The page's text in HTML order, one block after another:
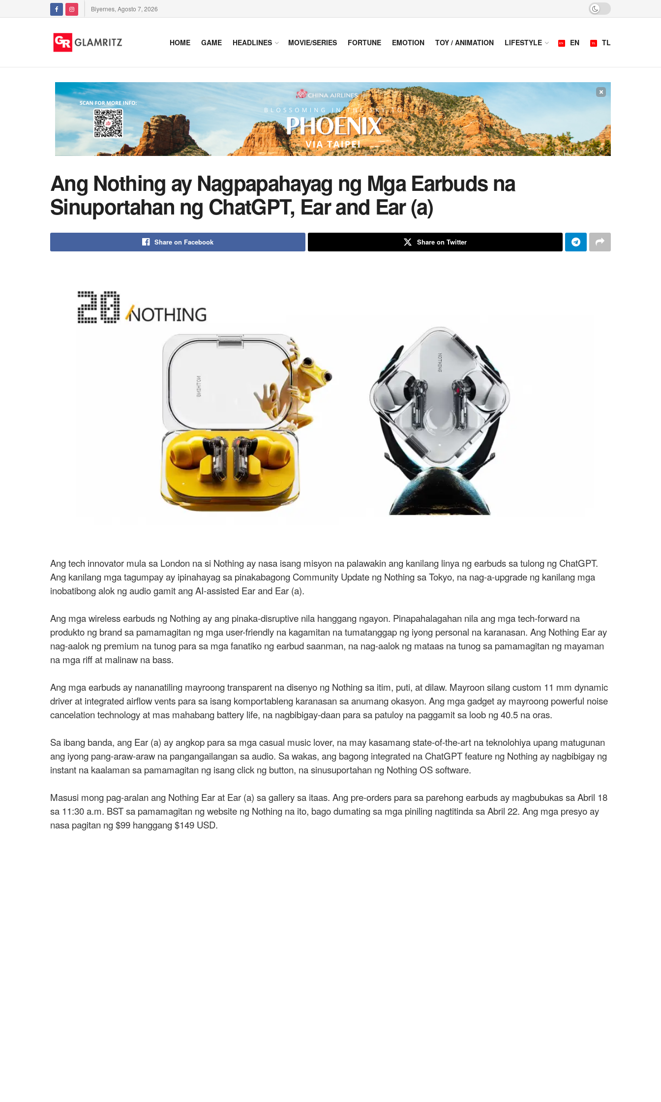
Biyernes, Agosto 7, 2026
HOME GAME HEADLINES MOVIE/SERIES FORTUNE EMOTION TOY / ANIMATION LIFESTYLE EN TL
×
Ang Nothing ay Nagpapahayag ng Mga Earbuds na
Sinuportahan ng ChatGPT, Ear and Ear (a)
Share on Facebook Share on Twitter
Ang tech innovator mula sa London na si Nothing ay nasa isang misyon na palawakin ang kanilang linya ng earbuds sa tulong ng ChatGPT.
Ang kanilang mga tagumpay ay ipinahayag sa pinakabagong Community Update ng Nothing sa Tokyo, na nag-a-upgrade ng kanilang mga
inobatibong alok ng audio gamit ang AI-assisted Ear and Ear (a).
Ang mga wireless earbuds ng Nothing ay ang pinaka-disruptive nila hanggang ngayon. Pinapahalagahan nila ang mga tech-forward na
produkto ng brand sa pamamagitan ng mga user-friendly na kagamitan na tumatanggap ng iyong personal na karanasan. Ang Nothing Ear ay
nag-aalok ng premium na tunog para sa mga fanatiko ng earbud saanman, na nag-aalok ng mataas na tunog sa pamamagitan ng mayaman
na mga riff at malinaw na bass.
Ang mga earbuds ay nananatiling mayroong transparent na disenyo ng Nothing sa itim, puti, at dilaw. Mayroon silang custom 11 mm dynamic
driver at integrated airflow vents para sa isang komportableng karanasan sa anumang okasyon. Ang mga gadget ay mayroong powerful noise
cancelation technology at mas mahabang battery life, na nagbibigay-daan para sa patuloy na paggamit sa loob ng 40.5 na oras.
Sa ibang banda, ang Ear (a) ay angkop para sa mga casual music lover, na may kasamang state-of-the-art na teknolohiya upang matugunan
ang iyong pang-araw-araw na pangangailangan sa audio. Sa wakas, ang bagong integrated na ChatGPT feature ng Nothing ay nagbibigay ng
instant na kaalaman sa pamamagitan ng isang click ng button, na sinusuportahan ng Nothing OS software.
Masusi mong pag-aralan ang Nothing Ear at Ear (a) sa gallery sa itaas. Ang pre-orders para sa parehong earbuds ay magbubukas sa Abril 18
sa 11:30 a.m. BST sa pamamagitan ng website ng Nothing na ito, bago dumating sa mga piniling nagtitinda sa Abril 22. Ang mga presyo ay
nasa pagitan ng $99 hanggang $149 USD.